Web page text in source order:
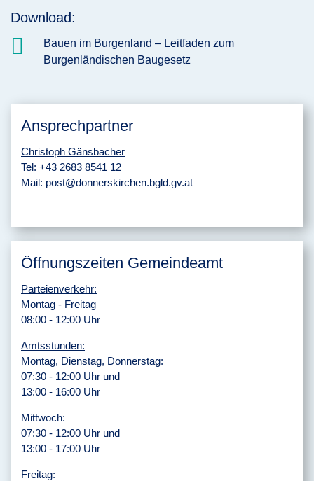
Download:

Bauen im Burgenland – Leitfaden zum
Burgenländischen Baugesetz
Ansprechpartner
Christoph Gänsbacher
Tel: +43 2683 8541 12
Mail: post@donnerskirchen.bgld.gv.at
Öffnungszeiten Gemeindeamt
Parteienverkehr:
Montag - Freitag
08:00 - 12:00 Uhr
Amtsstunden:
Montag, Dienstag, Donnerstag:
07:30 - 12:00 Uhr und
13:00 - 16:00 Uhr
Mittwoch:
07:30 - 12:00 Uhr und
13:00 - 17:00 Uhr
Freitag: